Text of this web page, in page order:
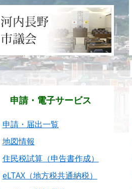
申請・電子サービス
申請・届出一覧
地図情報
住民税試算（申告書作成）
eLTAX（地方税共通納税）